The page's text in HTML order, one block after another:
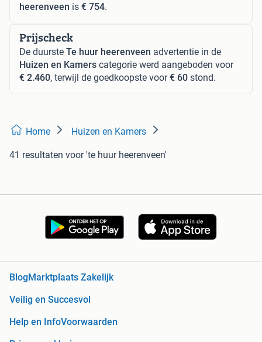
heerenveen is € 754.
Prijscheck
De duurste Te huur heerenveen advertentie in de
Huizen en Kamers categorie werd aangeboden voor
€ 2.460, terwijl de goedkoopste voor€ 60 stond.
Home Huizen en Kamers
41 resultaten voor 'te huur heerenveen'
BlogMarktplaats Zakelijk
Veilig en Succesvol
Help en InfoVoorwaarden